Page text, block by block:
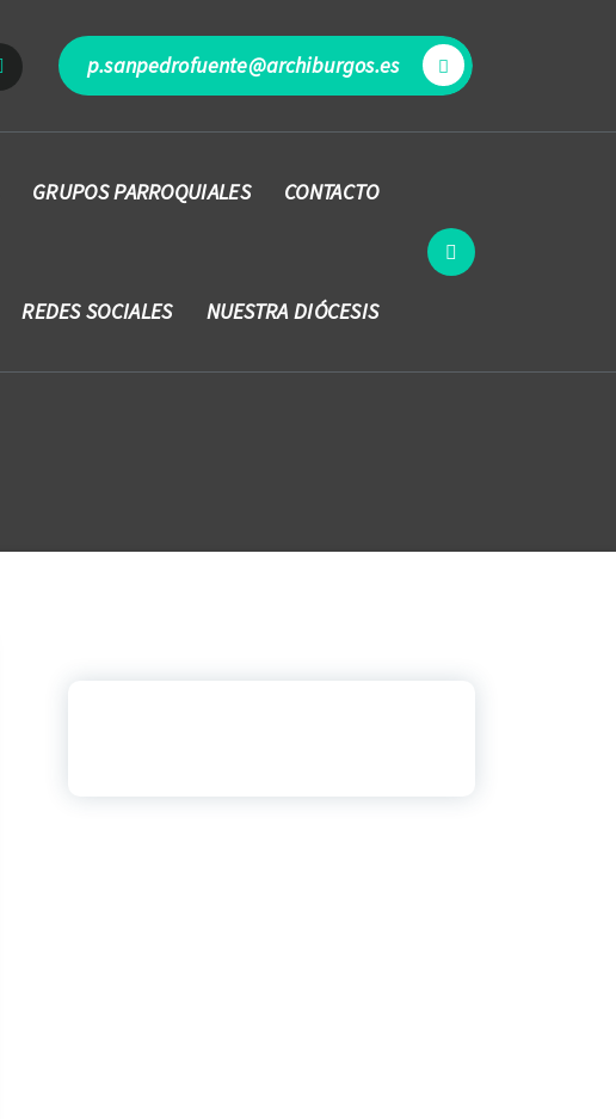
p.sanpedrofuente@archiburgos.es
GRUPOS PARROQUIALES CONTACTO
REDES SOCIALES NUESTRA DIÓCESIS